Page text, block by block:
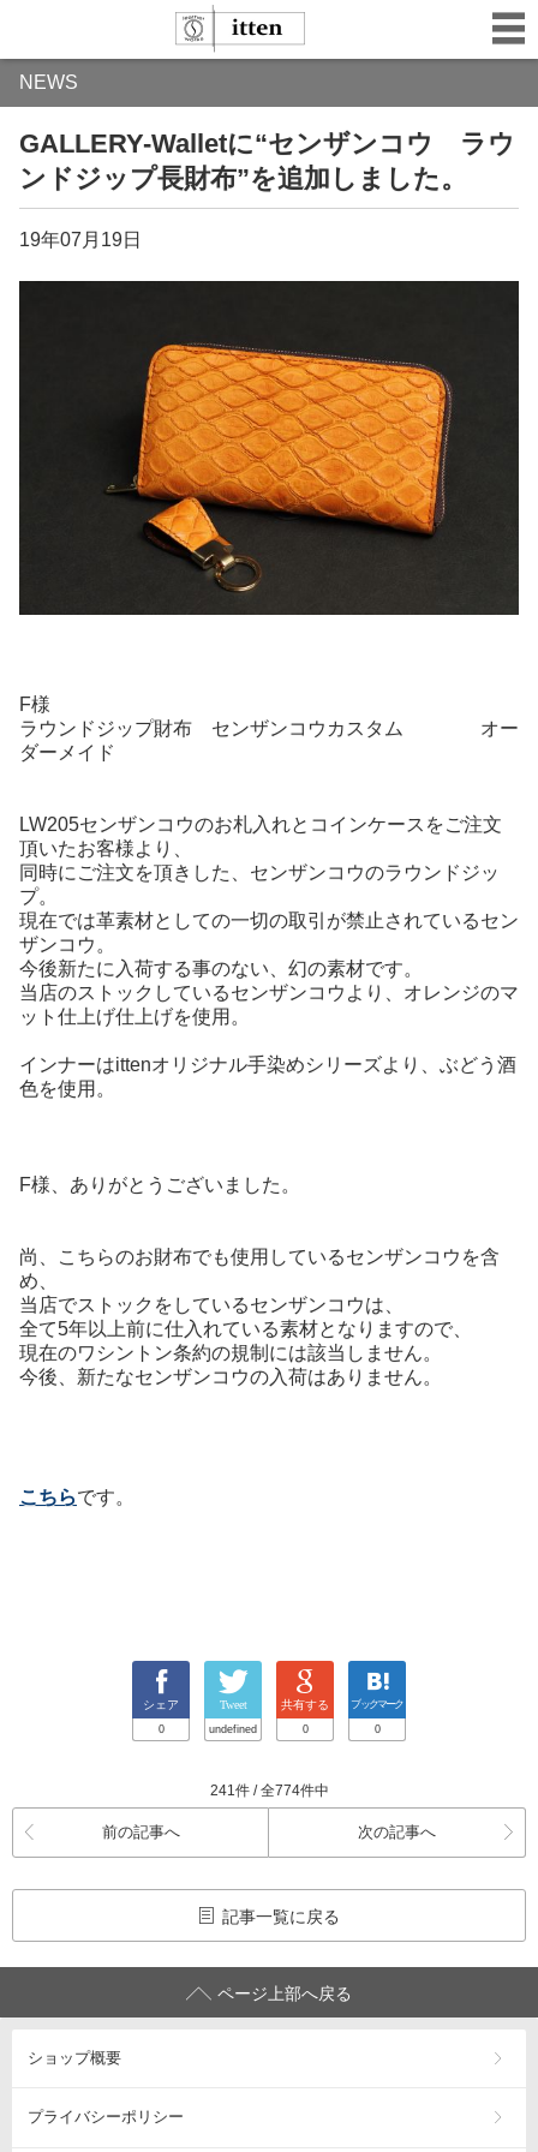
NEWS
GALLERY-Walletに“センザンコウ ラウ
ンドジップ長財布”を追加しました。
19年07月19日
F様
ラウンドジップ財布 センザンコウカスタム オー
ダーメイド
LW205センザンコウのお札入れとコインケースをご注文
頂いたお客様より、
同時にご注文を頂きした、センザンコウのラウンドジッ
プ。
現在では革素材としての一切の取引が禁止されているセン
ザンコウ。
今後新たに入荷する事のない、幻の素材です。
当店のストックしているセンザンコウより、オレンジのマ
ット仕上げ仕上げを使用。
インナーはittenオリジナル手染めシリーズより、ぶどう酒
色を使用。
F様、ありがとうございました。
尚、こちらのお財布でも使用しているセンザンコウを含
め、
当店でストックをしているセンザンコウは、
全て5年以上前に仕入れている素材となりますので、
現在のワシントン条約の規制には該当しません。
今後、新たなセンザンコウの入荷はありません。
こちらです。
シェア
0
Tweet
undefined
共有する
0
ブックマーク
0
241件 / 全774件中
前の記事へ 次の記事へ
記事一覧に戻る
ページ上部へ戻る
ショップ概要
プライバシーポリシー